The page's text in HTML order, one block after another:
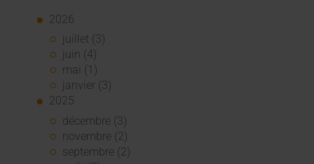
2026
juillet (3)
juin (4)
mai (1)
janvier (3)
2025
décembre (3)
novembre (2)
septembre (2)